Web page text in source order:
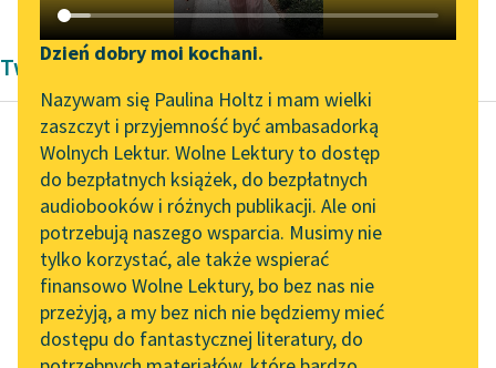
Katalog DAISY
Podkasty o książkach
Zgłoś brak utworu
Aktualności
Zapraszamy na spotkanie
online z tłumaczkami
literatury skandynawskiej
Spotkanie z Katarzyną
Tunkiel w Oslo
Wolne Lektury na 32.
Pol’and’Rock Festivalu
Narzędzia
Mapa Wolnych Lektur
Leśmianator
Przewodnik dla piszących i
czytających
API
Dzień dobry moi kochani.
Nazywam się Paulina Holtz i mam wielki
zaszczyt i przyjemność być ambasadorką
Wolnych Lektur. Wolne Lektury to dostęp
do bezpłatnych książek, do bezpłatnych
audiobooków i różnych publikacji. Ale oni
potrzebują naszego wsparcia. Musimy nie
tylko korzystać, ale także wspierać
finansowo Wolne Lektury, bo bez nas nie
przeżyją, a my bez nich nie będziemy mieć
dostępu do fantastycznej literatury, do
Twórczość Antoniny Domańskiej
Antonina Domańska
Historia żółtej
ciżemki
Wawrzuś wstał z ławy,
kobieta weszła do izby.